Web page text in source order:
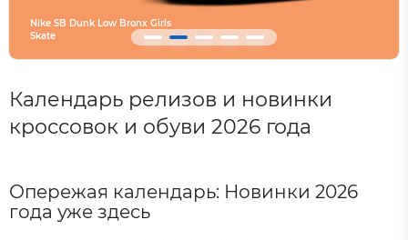
Nike SB Dunk Low Bronx Girls
Skate
Календарь релизов и новинки
кроссовок и обуви 2026 года
Опережая календарь: Новинки 2026
года уже здесь